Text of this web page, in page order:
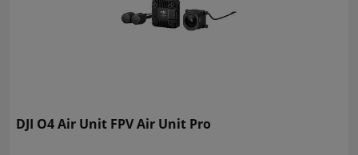
DJI O4 Air Unit FPV Air Unit Pro